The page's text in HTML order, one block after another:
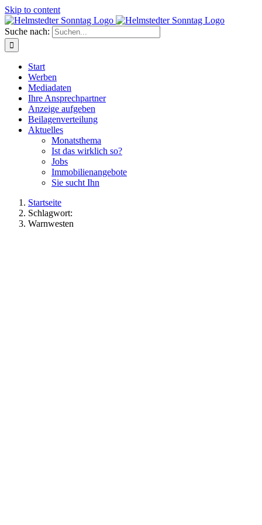
Skip to content
Suche nach:
Start
Werben
Mediadaten
Ihre Ansprechpartner
Anzeige aufgeben
Beilagenverteilung
Aktuelles
Monatsthema
Ist das wirklich so?
Jobs
Immobilienangebote
Sie sucht Ihn
Startseite
Schlagwort:
Warnwesten